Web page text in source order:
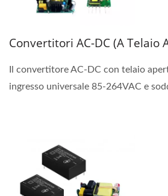
Convertitori AC-DC (a Telaio
Il convertitore AC-DC con telaio
ingresso universale 85-264VAC e